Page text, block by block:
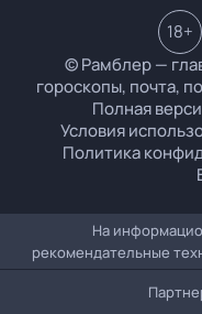
© Рамблер —
гороскопы, почта,
Полная
Условия
Политика
18+
На
рекомендательные